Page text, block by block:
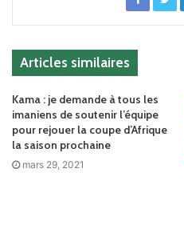
Articles similaires
Kama : je demande à tous les
imaniens de soutenir l’équipe
pour rejouer la coupe d’Afrique
la saison prochaine
mars 29, 2021